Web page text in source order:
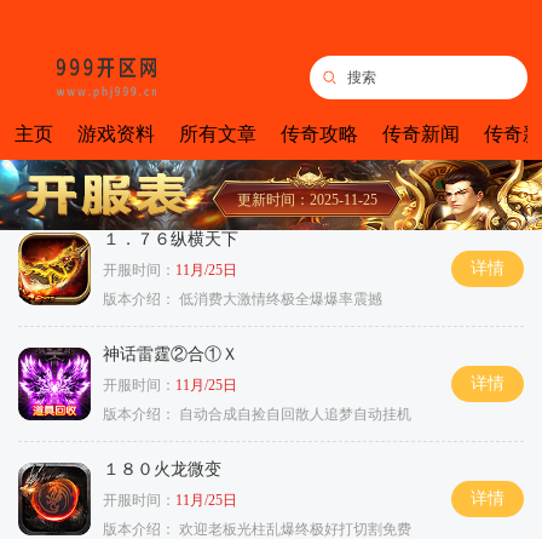
主页 游戏资料 所有文章 传奇攻略 传奇新闻 传奇
更新时间：2025-11-25
１．７６纵横天下
开服时间： 11月/25日
版本介绍： 低消费大激情终极全爆爆率震撼
详情
神话雷霆②合①Ｘ
开服时间： 11月/25日
版本介绍：
自动合成自捡自回散人追梦自动挂机
详情
１８０火龙微变
开服时间： 11月/25日
版本介绍： 欢迎老板光柱乱爆终极好打切割免费
详情